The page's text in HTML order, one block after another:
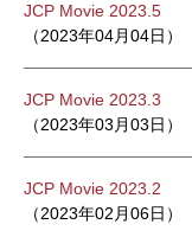
JCP Movie 2023.5
（2023年04月04日）
JCP Movie 2023.3
（2023年03月03日）
JCP Movie 2023.2
（2023年02月06日）